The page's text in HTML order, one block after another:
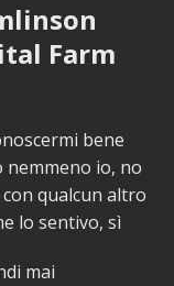
Farm
bene
nemmeno io, no
qualcun altro
lo sentivo, sì
mai